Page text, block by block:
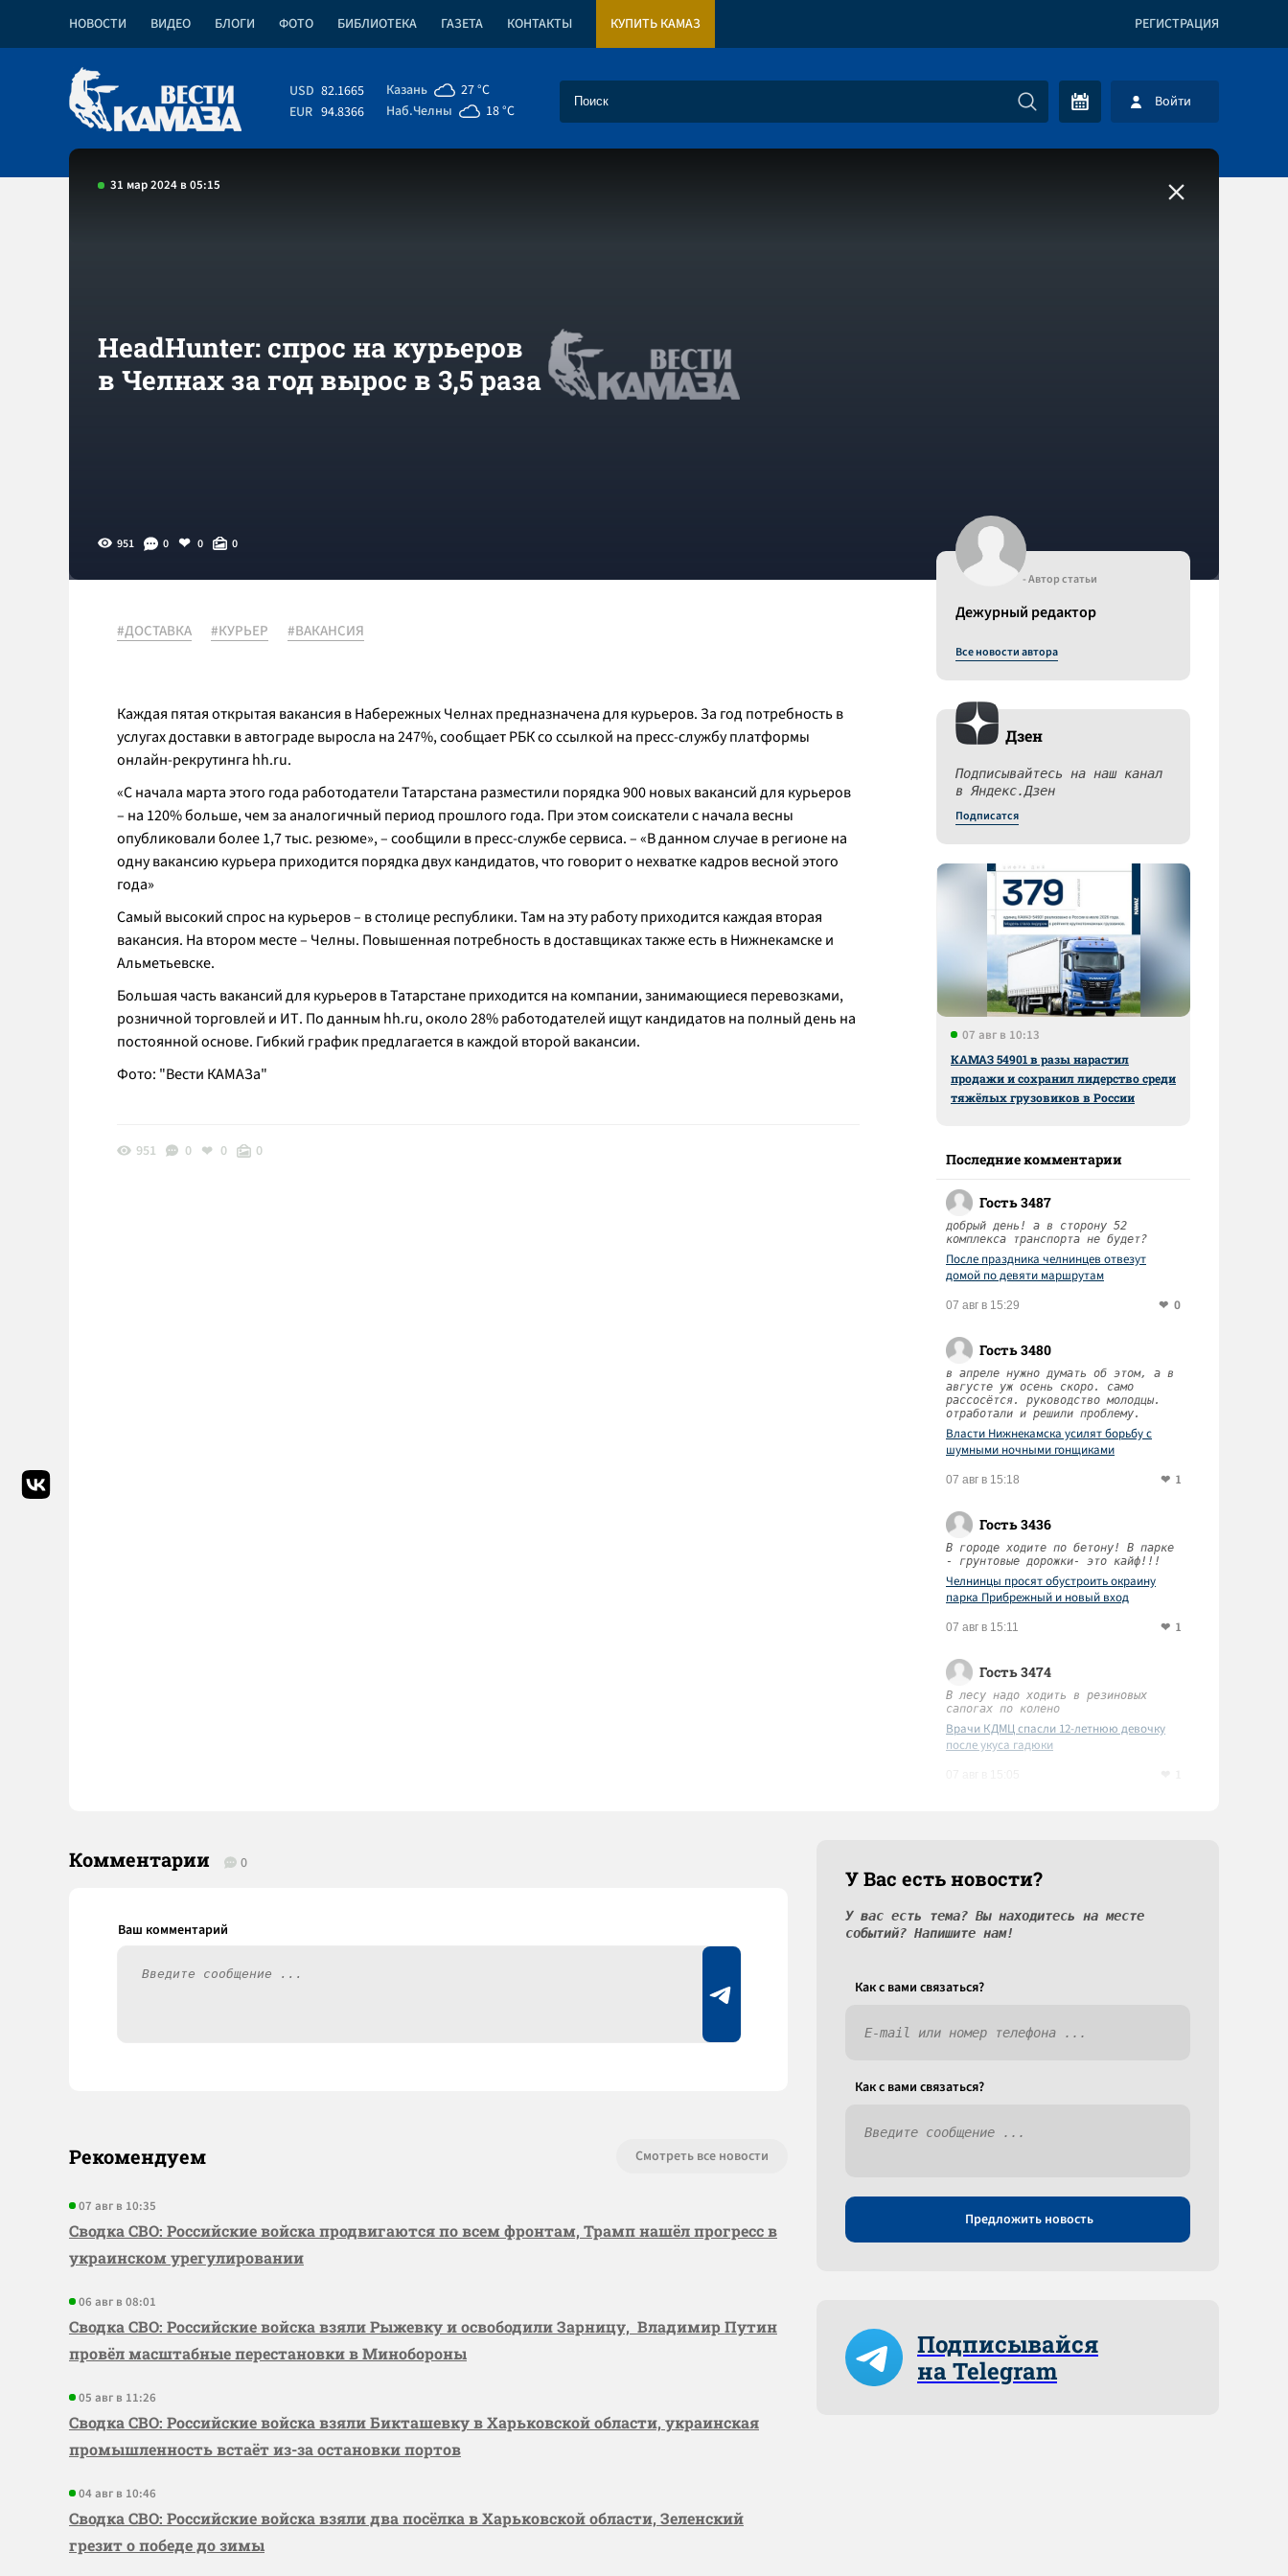
НОВОСТИ ВИДЕО БЛОГИ ФОТО БИБЛИОТЕКА ГАЗЕТА КОНТАКТЫ КУПИТЬ КАМАЗ РЕГИСТРАЦИЯ
USD 82.1665
EUR 94.8366
Казань
27 °C
Наб.Челны
18 °C Войти
31 мар 2024 в 05:15
HeadHunter: спрос на курьеров
в Челнах за год вырос в 3,5 раза
951 0 0 0
#ДОСТАВКА #КУРЬЕР #ВАКАНСИЯ
Каждая пятая открытая вакансия в Набережных Челнах предназначена для курьеров. За год потребность в
услугах доставки в автограде выросла на 247%, сообщает РБК со ссылкой на пресс-службу платформы
онлайн-рекрутинга hh.ru.
«С начала марта этого года работодатели Татарстана разместили порядка 900 новых вакансий для курьеров
– на 120% больше, чем за аналогичный период прошлого года. При этом соискатели с начала весны
опубликовали более 1,7 тыс. резюме», – сообщили в пресс-службе сервиса. – «В данном случае в регионе на
одну вакансию курьера приходится порядка двух кандидатов, что говорит о нехватке кадров весной этого
года»
Самый высокий спрос на курьеров – в столице республики. Там на эту работу приходится каждая вторая
вакансия. На втором месте – Челны. Повышенная потребность в доставщиках также есть в Нижнекамске и
Альметьевске.
Большая часть вакансий для курьеров в Татарстане приходится на компании, занимающиеся перевозками,
розничной торговлей и ИТ. По данным hh.ru, около 28% работодателей ищут кандидатов на полный день на
постоянной основе. Гибкий график предлагается в каждой второй вакансии.
Фото: "Вести КАМАЗа"
951 0 0 0
- Автор статьи
Дежурный редактор
Все новости автора
Дзен
Подписывайтесь на наш канал
в Яндекс.Дзен
Подписатся
07 авг в 10:13
КАМАЗ 54901 в разы нарастил
продажи и сохранил лидерство среди
тяжёлых грузовиков в России
Последние комментарии
Гость 3487
добрый день! а в сторону 52
комплекса транспорта не будет?
После праздника челнинцев отвезут
домой по девяти маршрутам
07 авг в 15:29 0
Гость 3480
в апреле нужно думать об этом, а в
августе уж осень скоро. само
рассосётся. руководство молодцы.
отработали и решили проблему.
Власти Нижнекамска усилят борьбу с
шумными ночными гонщиками
07 авг в 15:18 1
Гость 3436
В городе ходите по бетону! В парке
- грунтовые дорожки- это кайф!!!
Челнинцы просят обустроить окраину
парка Прибрежный и новый вход
07 авг в 15:11 1
Гость 3474
В лесу надо ходить в резиновых
сапогах по колено
Врачи КДМЦ спасли 12-летнюю девочку
после укуса гадюки
Комментарии 0
Рекомендуем Смотреть все новости
07 авг в 10:35
Сводка СВО: Российские войска продвигаются по всем фронтам, Трамп нашёл прогресс в
украинском урегулировании
06 авг в 08:01
Сводка СВО: Российские войска взяли Рыжевку и освободили Зарницу, Владимир Путин
провёл масштабные перестановки в Минобороны
05 авг в 11:26
Сводка СВО: Российские войска взяли Бикташевку в Харьковской области, украинская
промышленность встаёт из-за остановки портов
04 авг в 10:46
Сводка СВО: Российские войска взяли два посёлка в Харьковской области, Зеленский
грезит о победе до зимы
У Вас есть новости?
У вас есть тема? Вы находитесь на месте
событий? Напишите нам!
Как c вами связаться?
Как c вами связаться?
Предложить новость
Подписывайся
на Telegram